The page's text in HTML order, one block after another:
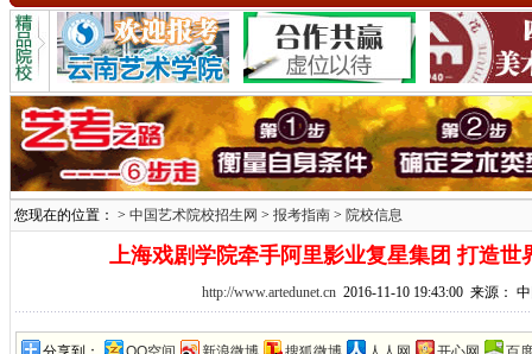
您现在的位置： > 中国艺术院校招生网 > 报考指南 > 院校信息
上海戏剧学院牵手阿里影业复星集团 打造世
http://www.artedunet.cn2016-11-10 19:43:00 来源： 中